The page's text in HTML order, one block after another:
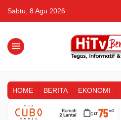
Sabtu, 8 Agu 2026
menu
HOME BERITA EKONOMI